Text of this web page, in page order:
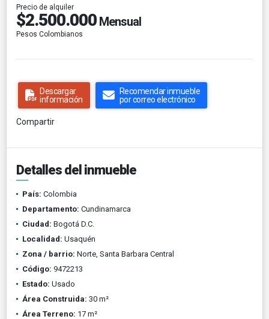
Precio de alquiler
$2.500.000 Mensual
Pesos Colombianos
Descargar
información
Recomendar inmueble
por correo electrónico
Compartir
Detalles del inmueble
País: Colombia
Departamento: Cundinamarca
Ciudad: Bogotá D.C.
Localidad: Usaquén
Zona / barrio: Norte, Santa Barbara Central
Código: 9472213
Estado: Usado
Área Construida: 30 m²
Área Terreno: 17 m²